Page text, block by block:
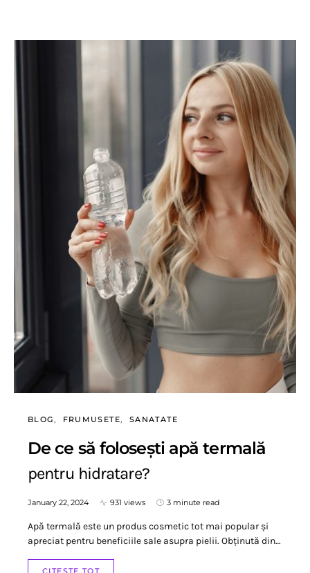
BLOG FRUMUSETE SANATATE
De ce să folosești apă termală
pentru hidratare?
January 22, 2024 931 views 3 minute read
Apă termală este un produs cosmetic tot mai popular și
apreciat pentru beneficiile sale asupra pielii. Obținută din…
CITESTE TOT